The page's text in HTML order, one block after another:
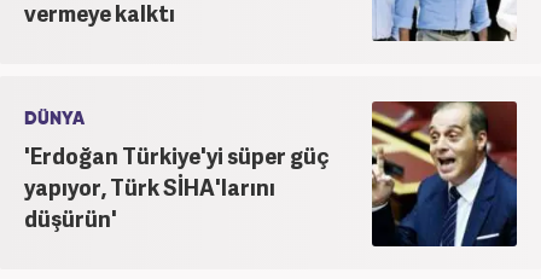
vermeye kalktı
DÜNYA
'Erdoğan Türkiye'yi süper güç
yapıyor, Türk SİHA'larını
düşürün'